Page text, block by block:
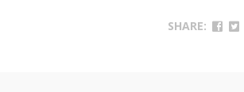
SHARE: